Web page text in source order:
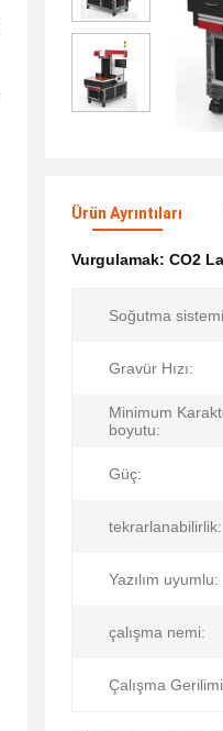
Ürün Ayrıntıları
Vurgulamak: CO2
Soğutma
Gravür Hızı:
Minimum
boyutu:
Güç:
tekrarlanabilirlik:
Yazılım uyumlu:
çalışma nemi:
Çalışma